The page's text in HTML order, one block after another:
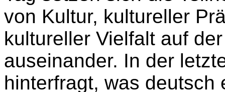
von Kultur, kultureller
kultureller Vielfalt auf
auseinander. In der
hinterfragt, was